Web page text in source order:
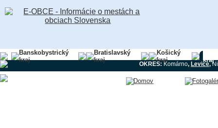
Banskobystrický
kraj
Bratislavský
kraj
Košický
kraj
kraj
OKRES:Komárno, Levice,